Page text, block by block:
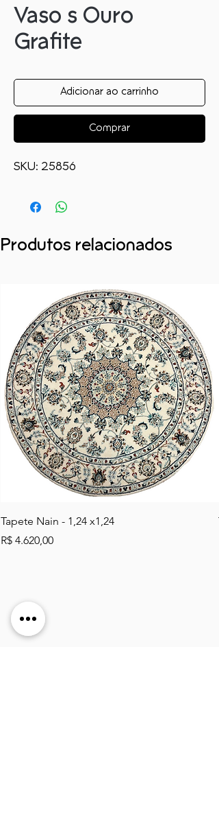
Vaso s Ouro
Grafite
Adicionar ao carrinho
Comprar
SKU: 25856
Produtos relacionados
Tapete Nain - 1,24 x1,24
Preço
R$ 4.620,00